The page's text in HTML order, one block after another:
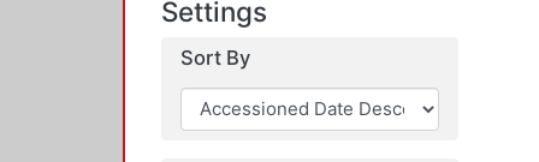
Settings
Sort By